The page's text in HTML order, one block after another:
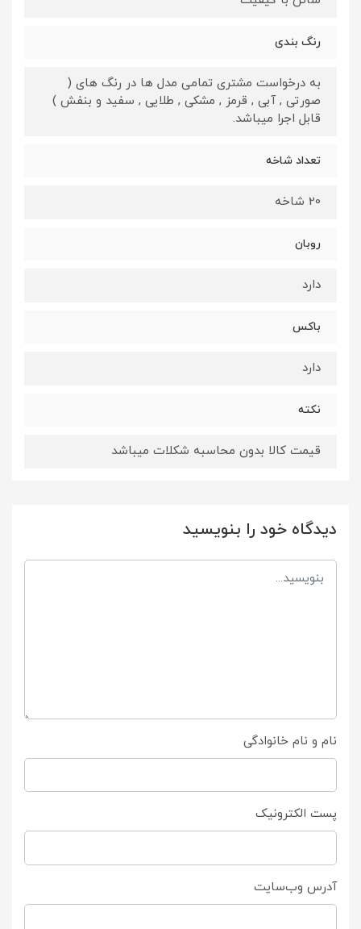
رنگ بندی
به درخواست مشتری تمامی مدل ها در رنگ های (
صورتی , آبی , قرمز , مشکی , طلایی , سفید و بنفش )
قابل اجرا میباشد.
تعداد شاخه
20 شاخه
روبان
دارد
باکس
دارد
نکته
قیمت کالا بدون محاسبه شکلات میباشد
دیدگاه خود را بنویسید
نام و نام خانوادگی
پست الکترونیک
آدرس وب‌سایت